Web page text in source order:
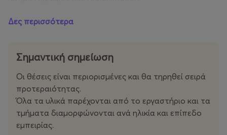
• Comics: Διάρκεια 1 ώρα | Πρωί : 12:15-13:15 |
τεχνικές σχεδίου, εκφράσεις χαρακτήρων, καρέ, σύνθεση
πειραματιστούν με διαφορετικά υλικά και στυλ. Στόχος
του εργαστηρίου είναι η ενίσχυση της φαντασίας, της
αυτοέκφρασης και της δημιουργικής σκέψης μέσα σε
ένα χαρούμενο και υποστηρικτικό περιβάλλον. Μέσα
από παιχνίδι, ζωγραφική και δημιουργικές ασκήσεις, τα
Δες περισσότερα
Σημαντική σημείωση
Οι θέσεις είναι περιορισμένες και θα τηρηθεί σειρά
προτεραιότητας.
Όλα τα υλικά παρέχονται από το εργαστήριο και τα
τμήματα διαμορφώνονται ανά ηλικία και επίπεδο
εμπειρίας.